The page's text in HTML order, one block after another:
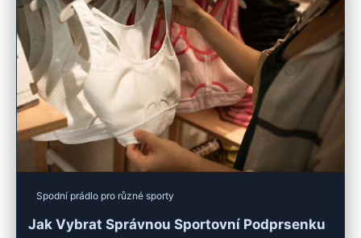
Spodní prádlo pro různé sporty
Jak Vybrat Správnou Sportovní Podprsenku